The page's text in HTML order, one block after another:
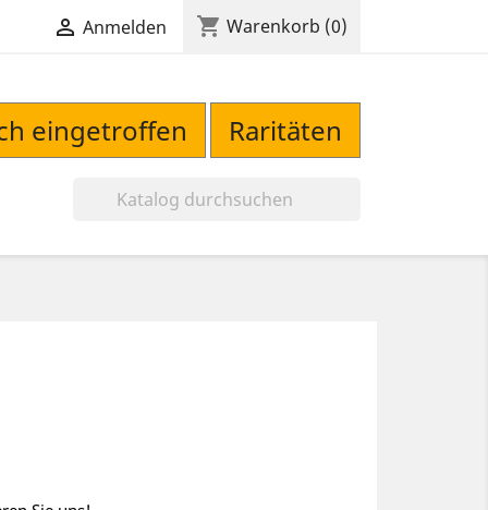
 Anmelden shopping_cart Warenkorb (0)
eingetroffen Raritäten